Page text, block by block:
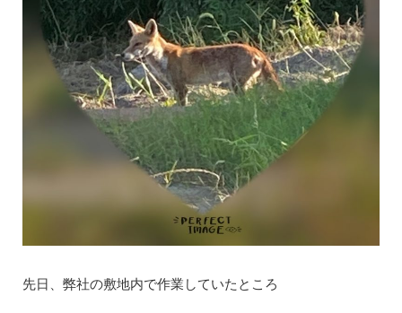
先日、弊社の敷地内で作業していたところ